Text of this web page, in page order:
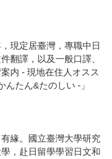
現定居臺灣，專職中日
翻譯，以及一般口譯、
内 - 現地在住人オスス
んたん&たのしい -」
緣。國立臺灣大學研究
，赴日留學學習日文和